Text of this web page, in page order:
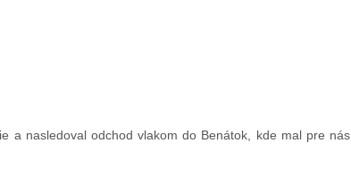
a nasledoval odchod vlakom do Benátok, kde mal pre nás